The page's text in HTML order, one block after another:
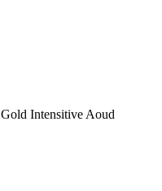
Gold Intensitive Aoud